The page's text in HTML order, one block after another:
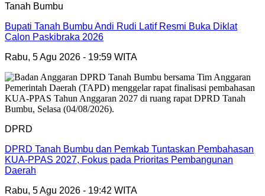
Tanah Bumbu
Bupati Tanah Bumbu Andi Rudi Latif Resmi Buka Diklat
Calon Paskibraka 2026
Rabu, 5 Agu 2026 - 19:59 WITA
DPRD
DPRD Tanah Bumbu dan Pemkab Tuntaskan Pembahasan
KUA-PPAS 2027, Fokus pada Prioritas Pembangunan
Daerah
Rabu, 5 Agu 2026 - 19:42 WITA